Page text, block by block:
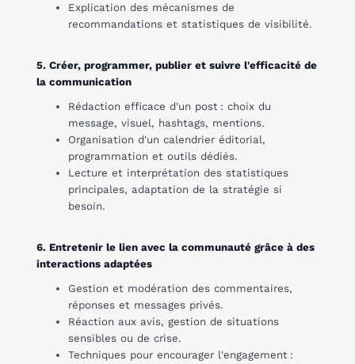
Explication des mécanismes de
recommandations et statistiques de visibilité.
5. Créer, programmer, publier et suivre l'efficacité de
la communication
Rédaction efficace d'un post : choix du
message, visuel, hashtags, mentions.
Organisation d'un calendrier éditorial,
programmation et outils dédiés.
Lecture et interprétation des statistiques
principales, adaptation de la stratégie si
besoin.
6. Entretenir le lien avec la communauté grâce à des
interactions adaptées
Gestion et modération des commentaires,
réponses et messages privés.
Réaction aux avis, gestion de situations
sensibles ou de crise.
Techniques pour encourager l'engagement :